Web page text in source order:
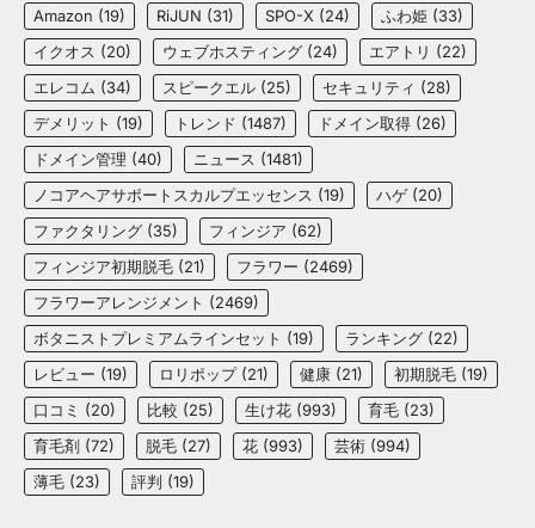
Amazon (19) RiJUN (31) SPO-X (24) ふわ姫 (33)
イクオス (20) ウェブホスティング (24) エアトリ (22)
エレコム (34) スピークエル (25) セキュリティ (28)
デメリット (19) トレンド (1487) ドメイン取得 (26)
ドメイン管理 (40) ニュース (1481)
ノコアヘアサポートスカルプエッセンス (19) ハゲ (20)
ファクタリング (35) フィンジア (62)
フィンジア初期脱毛 (21) フラワー (2469)
フラワーアレンジメント (2469)
ボタニストプレミアムラインセット (19) ランキング (22)
レビュー (19) ロリポップ(21) 健康 (21) 初期脱毛 (19)
口コミ (20) 比較 (25) 生け花 (993) 育毛 (23)
育毛剤 (72) 脱毛 (27) 花 (993) 芸術 (994)
薄毛 (23) 評判 (19)